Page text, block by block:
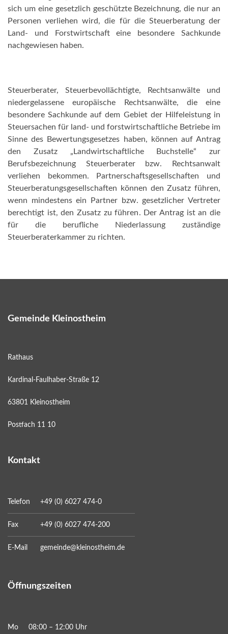
sich um eine gesetzlich geschützte Bezeichnung, die nur an
Personen verliehen wird, die für die Steuerberatung der
Land- und Forstwirtschaft eine besondere Sachkunde
nachgewiesen haben.
Steuerberater, Steuerbevollächtigte, Rechtsanwälte und
niedergelassene europäische Rechtsanwälte, die eine
besondere Sachkunde auf dem Gebiet der Hilfeleistung in
Steuersachen für land- und forstwirtschaftliche Betriebe im
Sinne des Bewertungsgesetzes haben, können auf Antrag
den Zusatz „Landwirtschaftliche Buchstelle“ zur
Berufsbezeichnung Steuerberater bzw. Rechtsanwalt
verliehen bekommen. Partnerschaftsgesellschaften und
Steuerberatungsgesellschaften können den Zusatz führen,
wenn mindestens ein Partner bzw. gesetzlicher Vertreter
berechtigt ist, den Zusatz zu führen. Der Antrag ist an die
für die berufliche Niederlassung zuständige
Steuerberaterkammer zu richten.
Gemeinde Kleinostheim
Rathaus
Kardinal-Faulhaber-Straße 12
63801 Kleinostheim
Postfach 11 10
Kontakt
Telefon +49 (0) 6027 474-0
Fax +49 (0) 6027 474-200
E-Mail gemeinde@kleinostheim.de
Öffnungszeiten
Mo 08:00 – 12:00 Uhr